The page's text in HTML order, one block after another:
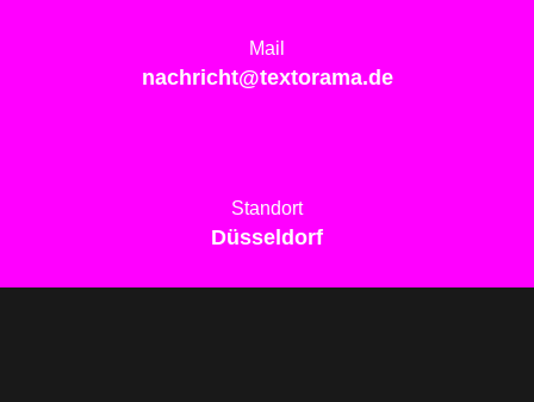
Mail
nachricht@textorama.de
Standort
Düsseldorf